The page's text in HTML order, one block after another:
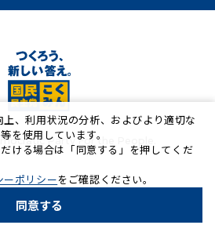
Party For the People.
、利用状況の分析、およびより適切な
を使用しています。
ける場合は「同意する」を押してくだ
ーポリシー（新しいタブで開く）
をご確認ください。
同意する